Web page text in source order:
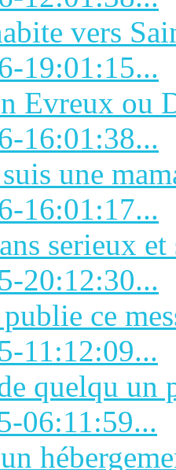
vers
19:01:15...
Evreux ou
16:01:38...
une
16:01:17...
serieux
20:12:30...
ce
11:12:09...
quelqu un
06:11:59...